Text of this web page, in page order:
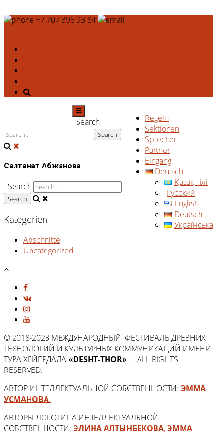
+7 707 396 93 84
Regeln
Sektionen
Sprecher
Partner
Eingang
Deutsch
Қазақ тілі
Русский
English
Deutsch
Українська
Search
Салтанат Абжанова
Search
Kategorien
Abschnitte
Uncategorized
© 2018-2023 МЕЖДУНАРОДНЫЙ ФЕСТИВАЛЬ ДРЕВНИХ
ТЕХНОЛОГИЙ И КУЛЬТУРНЫХ КОММУНИКАЦИЙ ИМЕНИ
ТУРА ХЕЙЕРДАЛА«DESHT-THOR» | ALL RIGHTS
RESERVED.
АВТОР ИНТЕЛЛЕКТУАЛЬНОЙ СОБСТВЕННОСТИ: ЭММА
УСМАНОВА.
АВТОРЫ ЛОГОТИПА ИНТЕЛЛЕКТУАЛЬНОЙ
СОБСТВЕННОСТИ: ЭЛИНА АЛТЫНБЕКОВА,ЭММА